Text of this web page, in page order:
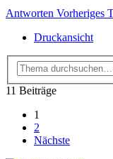
Antworten Vorheriges
Druckansicht
11 Beiträge
1
2
Nächste